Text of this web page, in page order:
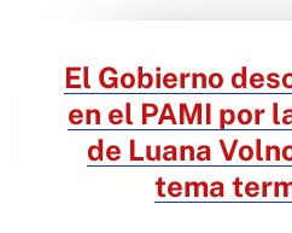
El Gobierno
en el PAMI por
de Luana
tema